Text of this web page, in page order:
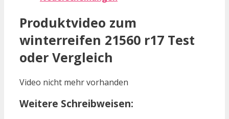
Produktvideo zum
winterreifen 21560 r17 Test
oder Vergleich
Video nicht mehr vorhanden
Weitere Schreibweisen: